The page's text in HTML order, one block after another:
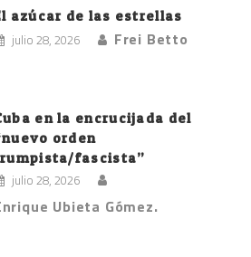
azúcar de las estrellas
julio 28, 2026 Frei Betto
en la encrucijada del
orden
fascista”
julio 28, 2026
Ubieta Gómez.